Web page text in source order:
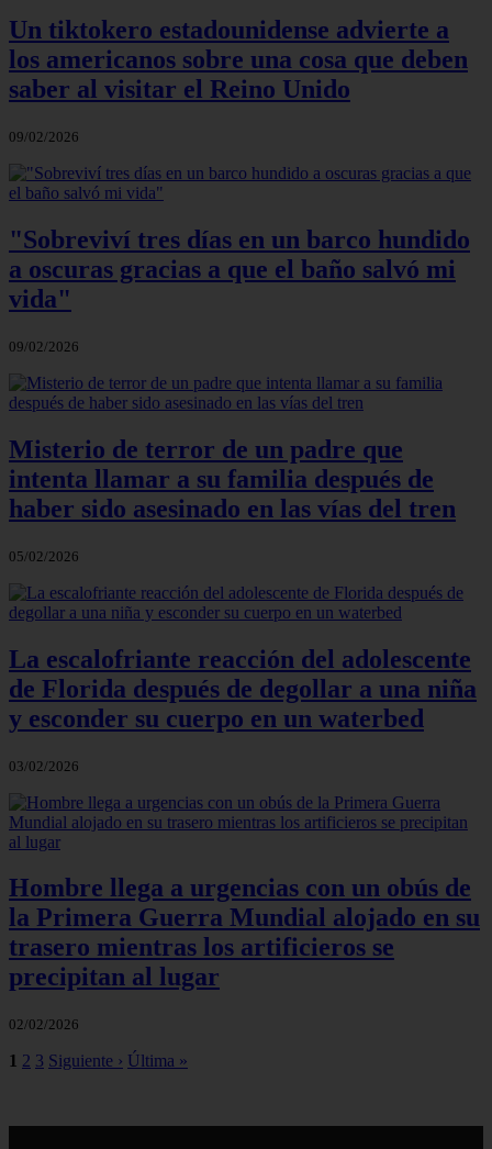
Un tiktokero estadounidense advierte a
los americanos sobre una cosa que deben
saber al visitar el Reino Unido
09/02/2026
"Sobreviví tres días en un barco hundido
a oscuras gracias a que el baño salvó mi
vida"
09/02/2026
Misterio de terror de un padre que
intenta llamar a su familia después de
haber sido asesinado en las vías del tren
05/02/2026
La escalofriante reacción del adolescente
de Florida después de degollar a una niña
y esconder su cuerpo en un waterbed
03/02/2026
Hombre llega a urgencias con un obús de
la Primera Guerra Mundial alojado en su
trasero mientras los artificieros se
precipitan al lugar
02/02/2026
1 2 3 Siguiente › Última »